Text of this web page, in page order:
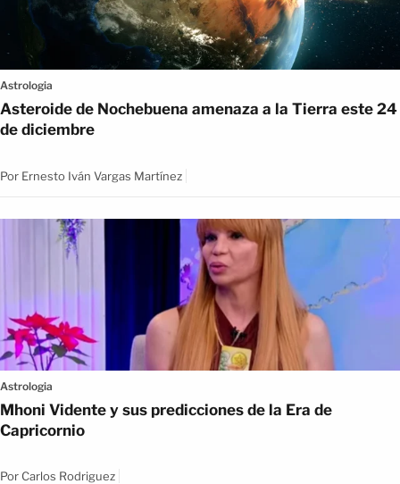
Astrologia
Asteroide de Nochebuena amenaza a la Tierra este 24
de diciembre
Por Ernesto Iván Vargas Martínez
Astrologia
Mhoni Vidente y sus predicciones de la Era de
Capricornio
Por Carlos Rodriguez